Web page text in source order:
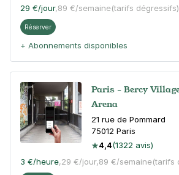
29 €/jour,89 €/semaine(tarifs dégressifs)
Réserver
+ Abonnements disponibles
Paris - Bercy
Arena
21 rue de Pommard
75012 Paris
4,4(1322 avis)
3 €/heure,29 €/jour,89 €/semaine(tarifs